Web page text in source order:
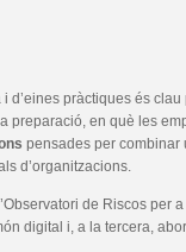
d’eines pràctiques és
en què les
pensades per combinar
d’organitzacions.
de Riscos per
digital i, a la tercera,